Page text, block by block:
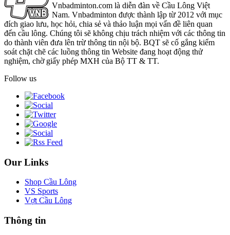
Vnbadminton.com là diễn đàn về Cầu Lông Việt
Nam. Vnbadminton được thành lập từ 2012 với mục
đích giao lưu, học hỏi, chia sẻ và thảo luận mọi vấn đề liên quan
đến cầu lông. Chúng tôi sẽ không chịu trách nhiệm với các thông tin
do thành viên đưa lên trừ thông tin nội bộ. BQT sẽ cố gắng kiểm
soát chặt chẽ các luồng thông tin Website đang hoạt động thử
nghiệm, chờ giấy phép MXH của Bộ TT & TT.
Follow us
Our Links
Shop Cầu Lông
VS Sports
Vợt Cầu Lông
Thông tin